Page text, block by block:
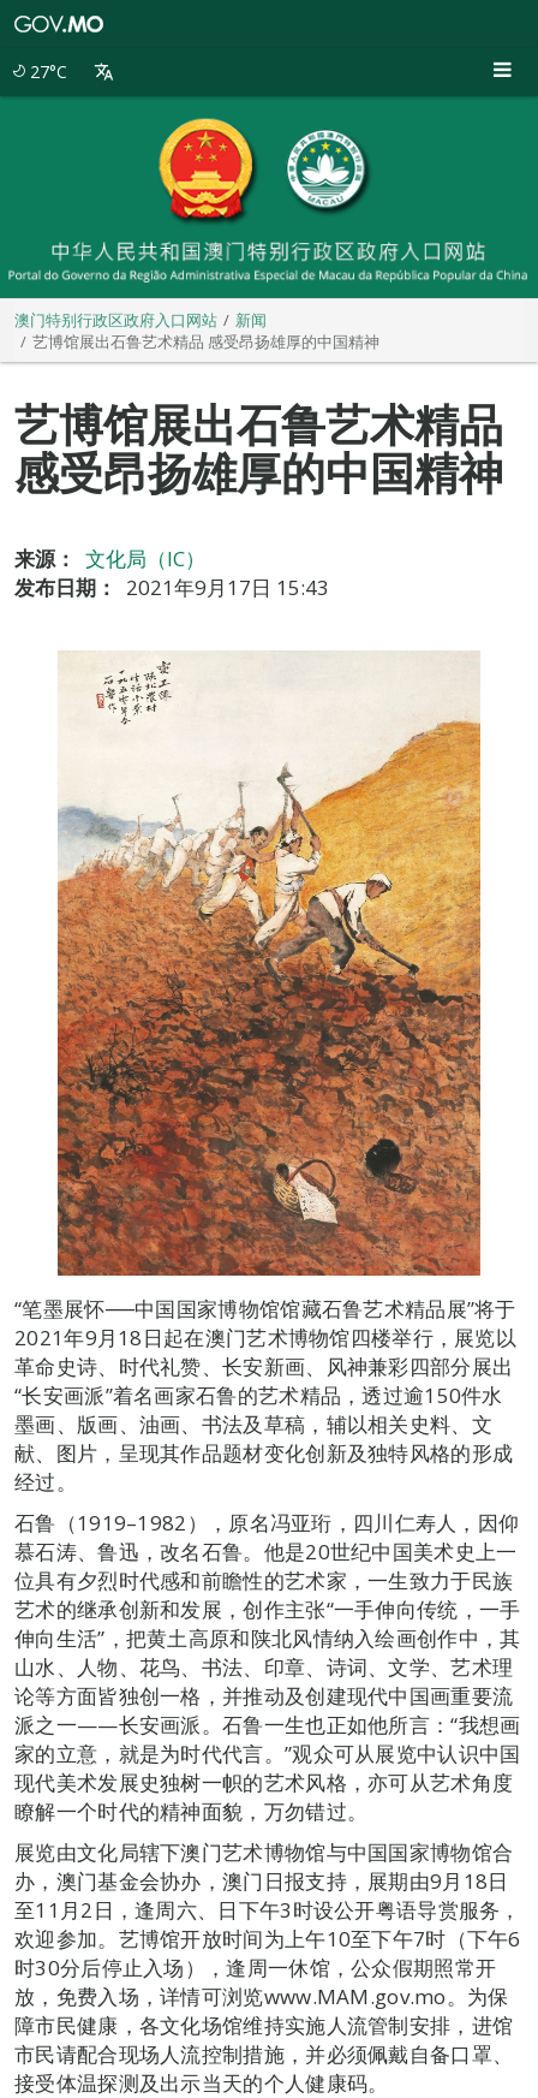
27°C
澳门特别行政区政府入口网站
新闻
艺博馆展出石鲁艺术精品 感受昂扬雄厚的中国精神
艺博馆展出石鲁艺术精品
感受昂扬雄厚的中国精神
来源：
文化局（IC）
发布日期：
2021年9月17日 15:43
“笔墨展怀──中国国家博物馆馆藏石鲁艺术精品展”将于
2021年9月18日起在澳门艺术博物馆四楼举行，展览以
革命史诗、时代礼赞、长安新画、风神兼彩四部分展出
“长安画派”着名画家石鲁的艺术精品，透过逾150件水
墨画、版画、油画、书法及草稿，辅以相关史料、文
献、图片，呈现其作品题材变化创新及独特风格的形成
经过。
石鲁（1919–1982），原名冯亚珩，四川仁寿人，因仰
慕石涛、鲁迅，改名石鲁。他是20世纪中国美术史上一
位具有夕烈时代感和前瞻性的艺术家，一生致力于民族
艺术的继承创新和发展，创作主张“一手伸向传统，一手
伸向生活”，把黄土高原和陕北风情纳入绘画创作中，其
山水、人物、花鸟、书法、印章、诗词、文学、艺术理
论等方面皆独创一格，并推动及创建现代中国画重要流
派之一——长安画派。石鲁一生也正如他所言：“我想画
家的立意，就是为时代代言。”观众可从展览中认识中国
现代美术发展史独树一帜的艺术风格，亦可从艺术角度
瞭解一个时代的精神面貌，万勿错过。
展览由文化局辖下澳门艺术博物馆与中国国家博物馆合
办，澳门基金会协办，澳门日报支持，展期由9月18日
至11月2日，逢周六、日下午3时设公开粤语导赏服务，
欢迎参加。艺博馆开放时间为上午10至下午7时（下午6
时30分后停止入场），逢周一休馆，公众假期照常开
放，免费入场，详情可浏览www.MAM.gov.mo。为保
障市民健康，各文化场馆维持实施人流管制安排，进馆
市民请配合现场人流控制措施，并必须佩戴自备口罩、
接受体温探测及出示当天的个人健康码。